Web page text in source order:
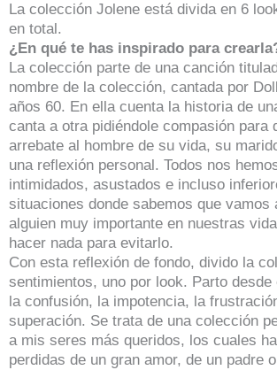
La colección Jolene está divida en 6
en total.
¿En qué te has inspirado para
La colección parte de una canción
nombre de la colección, cantada por
años 60. En ella cuenta la historia de
canta a otra pidiéndole compasión para
arrebate al hombre de su vida, su
una reflexión personal. Todos nos
intimidados, asustados e incluso
situaciones donde sabemos que vamos
alguien muy importante en nuestras
hacer nada para evitarlo.
Con esta reflexión de fondo, divido la
sentimientos, uno por look. Parto desde
la confusión, la impotencia, la
superación. Se trata de una colección
a mis seres más queridos, los cuales
perdidas de un gran amor, de un padre